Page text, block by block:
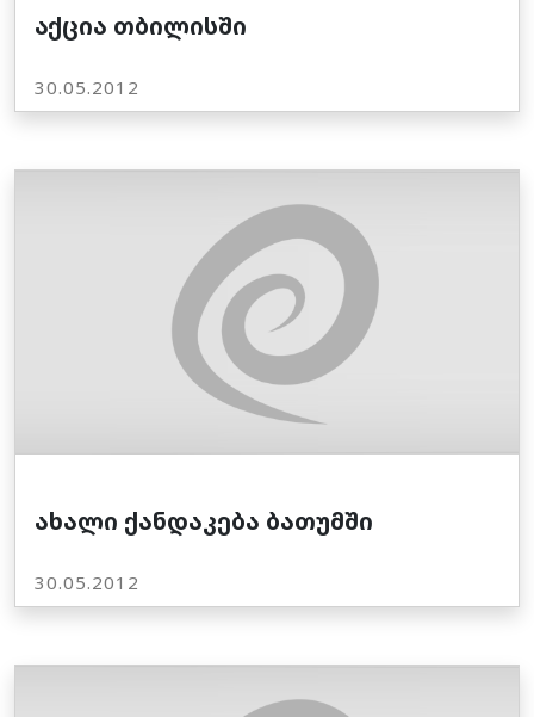
აქცია თბილისში
30.05.2012
ახალი ქანდაკება ბათუმში
30.05.2012